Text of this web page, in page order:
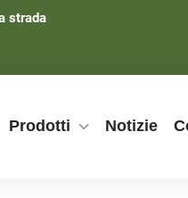
strada
Prodotti Notizie